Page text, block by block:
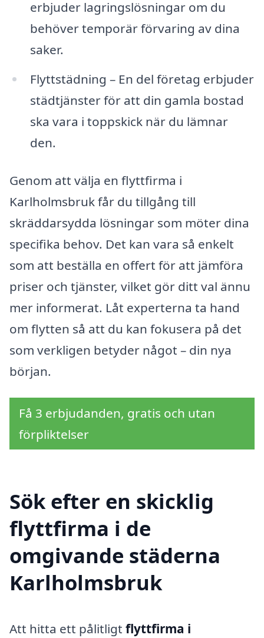
erbjuder lagringslösningar om du
behöver temporär förvaring av dina
saker.
Flyttstädning – En del företag erbjuder
städtjänster för att din gamla bostad
ska vara i toppskick när du lämnar
den.
Genom att välja en flyttfirma i
Karlholmsbruk får du tillgång till
skräddarsydda lösningar som möter dina
specifika behov. Det kan vara så enkelt
som att beställa en offert för att jämföra
priser och tjänster, vilket gör ditt val ännu
mer informerat. Låt experterna ta hand
om flytten så att du kan fokusera på det
som verkligen betyder något – din nya
början.
Få 3 erbjudanden, gratis och utan
förpliktelser
Sök efter en skicklig
flyttfirma i de
omgivande städerna
Karlholmsbruk
Att hitta ett pålitligt flyttfirma i